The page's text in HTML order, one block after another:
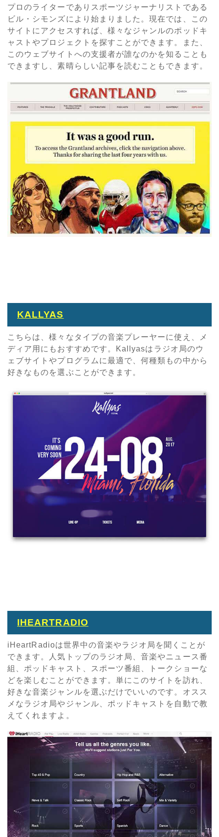
プロのライターでありスポーツジャーナリストである
ビル・シモンズにより始まりました。現在では、この
サイトにアクセスすれば、様々なジャンルのポッドキ
ャストやプロジェクトを探すことができます。また、
このウェブサイトへの支援者が誰なのかを知ることも
できますし、素晴らしい記事を読むこともできます。
KALLYAS
こちらは、様々なタイプの音楽プレーヤーに使え、メ
ディア用にもおすすめです。Kallyasはラジオ局のウ
ェブサイトやプログラムに最適で、何種類もの中から
好きなものを選ぶことができます。
IHEARTRADIO
iHeartRadioは世界中の音楽やラジオ局を聞くことが
できます。人気トップのラジオ局、音楽やニュース番
組、ポッドキャスト、スポーツ番組、トークショーな
どを楽しむことができます。単にこのサイトを訪れ、
好きな音楽ジャンルを選ぶだけでいいのです。オスス
メなラジオ局やジャンル、ポッドキャストを自動で教
えてくれますよ。